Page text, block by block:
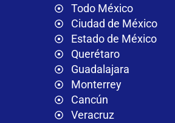
Todo México
Ciudad de México
Estado de México
Querétaro
Guadalajara
Monterrey
Cancún
Veracruz